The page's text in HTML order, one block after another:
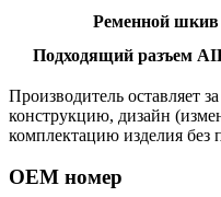
Ременной шкив
Подходящий разъем
Производитель оставляет
конструкцию, дизайн
комплектацию изделия без
OEM номер